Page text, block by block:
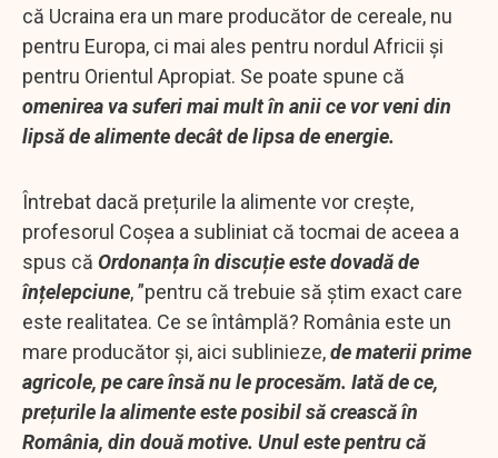
că Ucraina era un mare producător de cereale, nu
pentru Europa, ci mai ales pentru nordul Africii și
pentru Orientul Apropiat. Se poate spune că
omenirea va suferi mai mult în anii ce vor veni din
lipsă de alimente decât de lipsa de energie.
Întrebat dacă prețurile la alimente vor crește,
profesorul Coșea a subliniat că tocmai de aceea a
spus că Ordonanța în discuție este dovadă de
înțelepciune, ”pentru că trebuie să știm exact care
este realitatea. Ce se întâmplă? România este un
mare producător și, aici sublinieze,de materii prime
agricole, pe care însă nu le procesăm. Iată de ce,
prețurile la alimente este posibil să crească în
România, din două motive. Unul este pentru că